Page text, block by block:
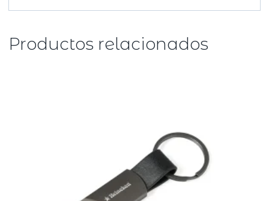
Productos relacionados